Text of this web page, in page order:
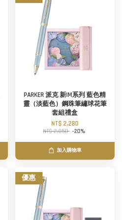
PARKER 派克 新IM系列 藍色精
靈（淡藍色）鋼珠筆繡球花筆
套組禮盒
NT$ 2,280
NT$ 2,850 -20%
加入購物車
優惠